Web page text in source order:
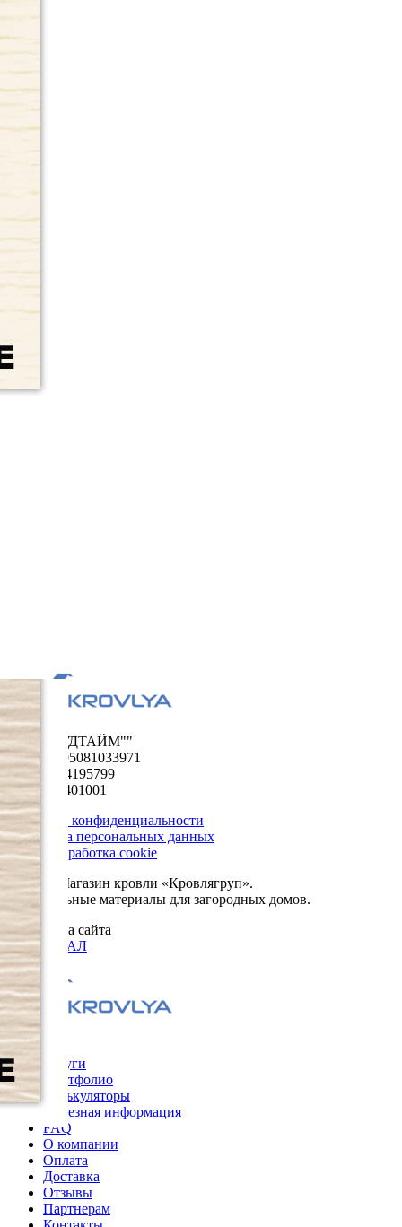
ООО "ФУДТАЙМ""
ОГРН 1195081033971
ИНН 5024195799
КПП 502401001
Политика конфиденциальности
Обработка персональных данных
Сбор и обработка cookie
© 2026. Магазин кровли «Кровлягруп».
Строительные материалы для загородных домов.
Разработка сайта
ОРИГИНАЛ
Меню
Услуги
Портфолио
Калькуляторы
Полезная информация
FAQ
О компании
Оплата
Доставка
Отзывы
Партнерам